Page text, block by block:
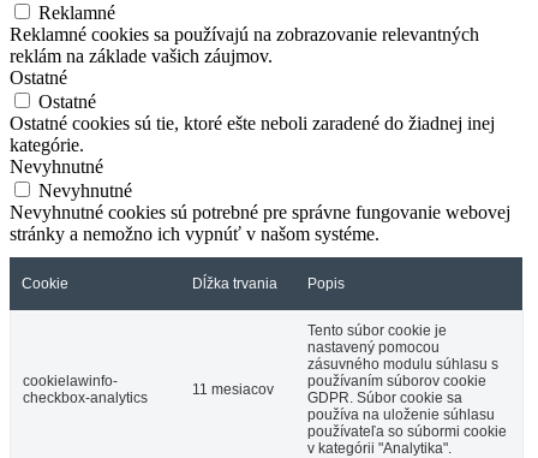
Reklamné
Reklamné cookies sa používajú na zobrazovanie relevantných
reklám na základe vašich záujmov.
Ostatné
Ostatné
Ostatné cookies sú tie, ktoré ešte neboli zaradené do žiadnej inej
kategórie.
Nevyhnutné
Nevyhnutné
Nevyhnutné cookies sú potrebné pre správne fungovanie webovej
stránky a nemožno ich vypnúť v našom systéme.
Cookie Dĺžka trvania Popis
cookielawinfo-
checkbox-analytics
11 mesiacov
Tento súbor cookie je
nastavený pomocou
zásuvného modulu súhlasu s
používaním súborov cookie
GDPR. Súbor cookie sa
používa na uloženie súhlasu
používateľa so súbormi cookie
v kategórii "Analytika".